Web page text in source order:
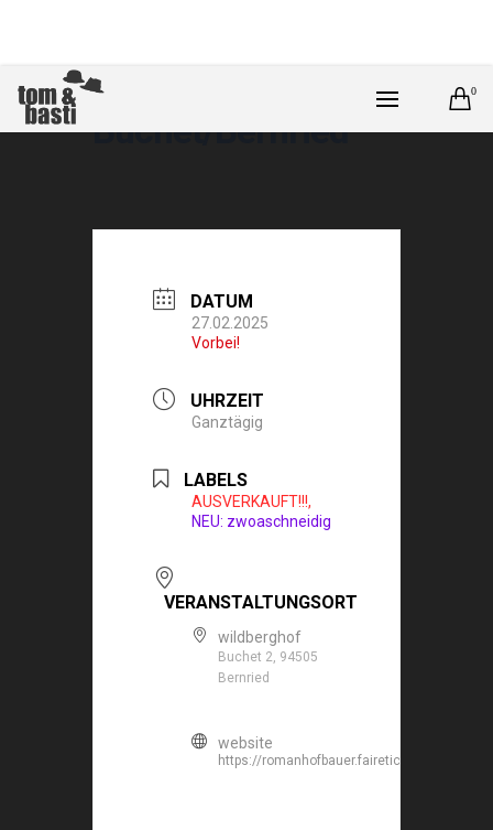
0
Buchet/Bernried
DATUM
27.02.2025
Vorbei!
UHRZEIT
Ganztägig
LABELS
AUSVERKAUFT!!!,
NEU: zwoaschneidig
VERANSTALTUNGSORT
wildberghof
Buchet 2, 94505
Bernried
website
https://romanhofbauer.fairetickets.de/